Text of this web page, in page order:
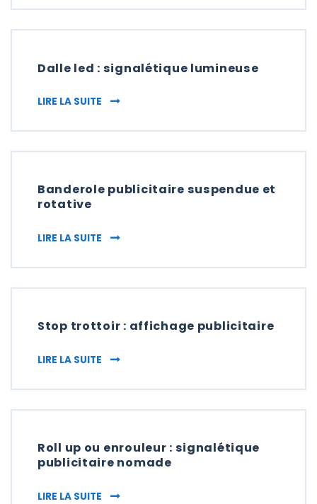
Dalle led : signalétique lumineuse
LIRE LA SUITE DALLE LED : SIGNALÉTIQUE LUMINEUSE
Banderole publicitaire suspendue et
rotative
LIRE LA SUITE BANDEROLE PUBLICITAIRE SUSPENDUE ET
Stop trottoir : affichage publicitaire
LIRE LA SUITE STOP TROTTOIR : AFFICHAGE PUBLICITAIRE
Roll up ou enrouleur : signalétique
publicitaire nomade
LIRE LA SUITE ROLL UP OU ENROULEUR : SIGNALÉTIQUE